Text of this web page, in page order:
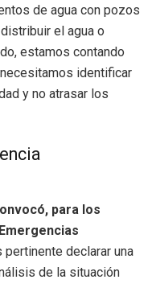
de agua con pozos
el agua o
estamos contando
identificar
y no atrasar los
para los
pertinente declarar una
de la situación